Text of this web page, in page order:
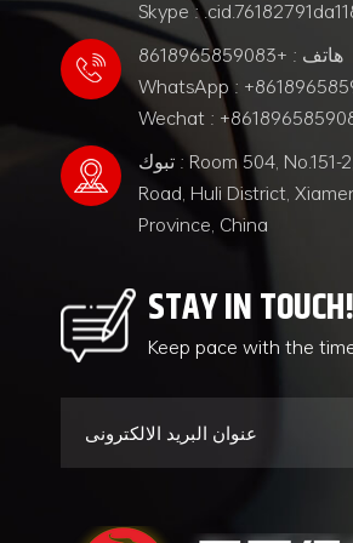
Skype :
هاتف : +8618965859083
WhatsApp :
Wechat :
تبوك : Room 504, No.151-2, Yuehua
Road, Huli District,
Province, China
STAY IN TOUCH!
Keep pace with the